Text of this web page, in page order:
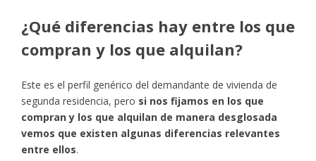
¿Qué diferencias hay entre los que
compran y los que alquilan?
Este es el perfil genérico del demandante de vivienda de
segunda residencia, pero si nos fijamos en los que
compran y los que alquilan de manera desglosada
vemos que existen algunas diferencias relevantes
entre ellos.